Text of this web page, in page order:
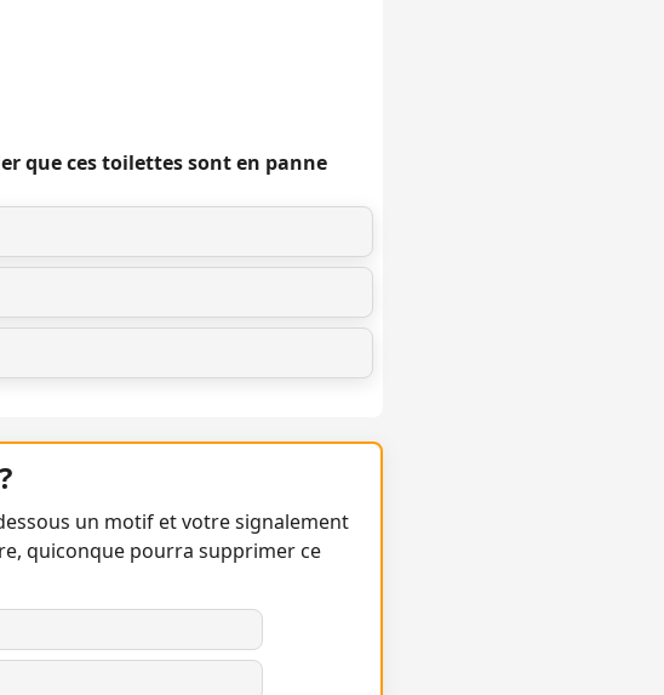
que ces toilettes sont en panne
un motif et votre signalement
quiconque pourra supprimer ce